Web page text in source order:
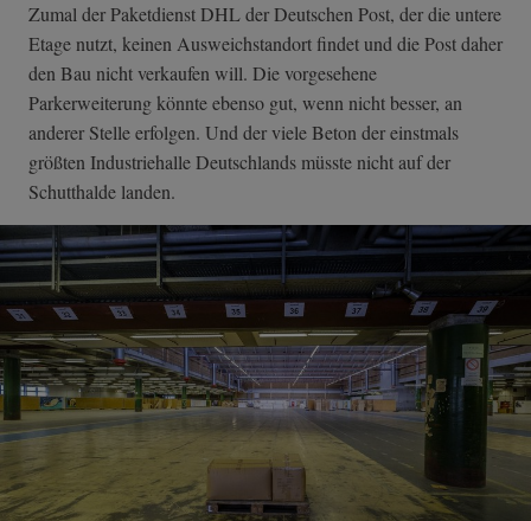
Zumal der Paketdienst DHL der Deutschen Post, der die untere
Etage nutzt, keinen Ausweichstandort findet und die Post daher
den Bau nicht verkaufen will. Die vorgesehene
Parkerweiterung könnte ebenso gut, wenn nicht besser, an
anderer Stelle erfolgen. Und der viele Beton der einstmals
größten Industriehalle Deutschlands müsste nicht auf der
Schutthalde landen.